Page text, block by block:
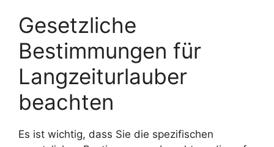
Gesetzliche
Bestimmungen für
Langzeiturlauber
beachten
Es ist wichtig, dass Sie die spezifischen